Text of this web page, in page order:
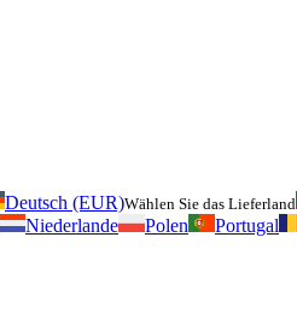
Deutsch (EUR)Wählen Sie das Lieferland
Niederlande Polen Portugal